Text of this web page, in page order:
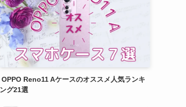
OPPO Reno11 Aケースのオススメ人気ランキ
ング21選